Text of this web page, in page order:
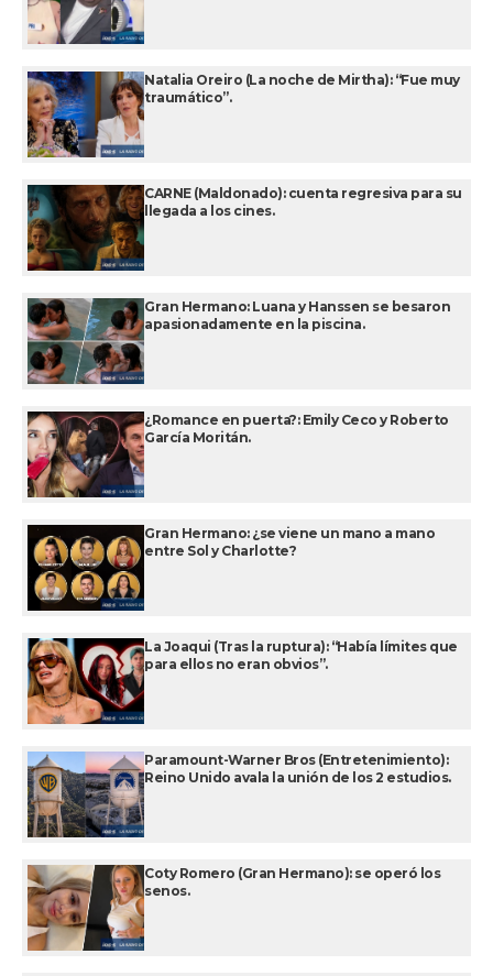
Natalia Oreiro (La noche de Mirtha): “Fue muy
traumático”.
CARNE (Maldonado): cuenta regresiva para su
llegada a los cines.
Gran Hermano: Luana y Hanssen se besaron
apasionadamente en la piscina.
¿Romance en puerta?: Emily Ceco y Roberto
García Moritán.
Gran Hermano: ¿se viene un mano a mano
entre Sol y Charlotte?
La Joaqui (Tras la ruptura): “Había límites que
para ellos no eran obvios”.
Paramount-Warner Bros (Entretenimiento):
Reino Unido avala la unión de los 2 estudios.
Coty Romero (Gran Hermano): se operó los
senos.